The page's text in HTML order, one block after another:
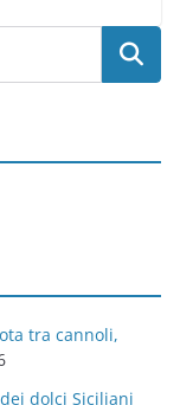
tra cannoli,
dolci Siciliani